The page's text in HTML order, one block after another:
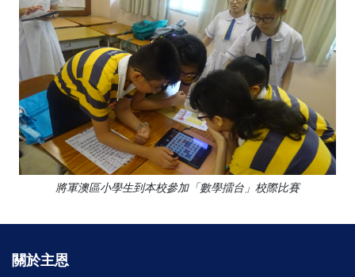
將軍澳區小學生到本校參加「數學擂台」校際比賽
關於主恩